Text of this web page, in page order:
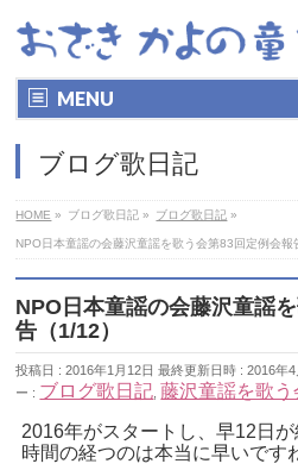
MENU
ブログ歌日記
HOME » ブログ歌日記 » ブログ歌日記 »
NPO日本童謡の会藤沢童謡を歌う会第83回定例会報
NPO日本童謡の会藤沢童謡
告（1/12）
投稿日 : 2016年1月12日 最終更新日時 : 2016年4
ー : ブログ歌日記 藤沢童謡を歌う
2016年がスタートし、早12日が
時間の経つのは本当に早いです